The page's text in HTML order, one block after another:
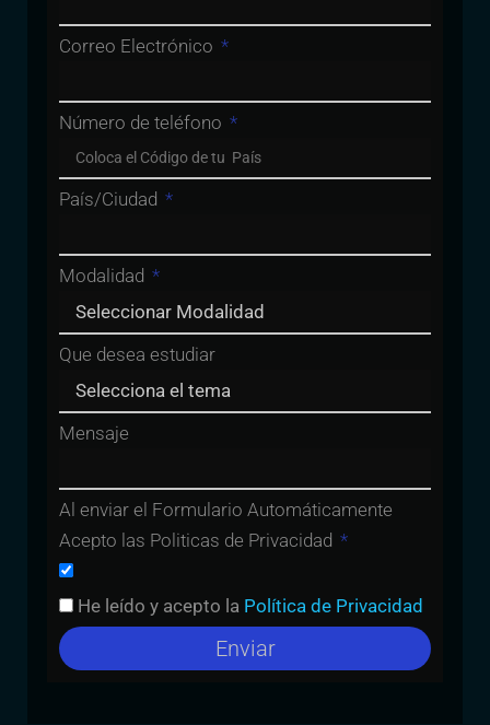
Correo Electrónico
Número de teléfono
País/Ciudad
Modalidad
Que desea estudiar
Mensaje
Al enviar el Formulario Automáticamente
Acepto las Politicas de Privacidad
He leído y acepto la Política de Privacidad
Enviar